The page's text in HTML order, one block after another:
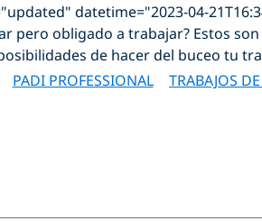
datetime="2023-04-
pero obligado a trabajar? Estos
de hacer del buceo tu
PADI PROFESSIONAL TRABAJOS